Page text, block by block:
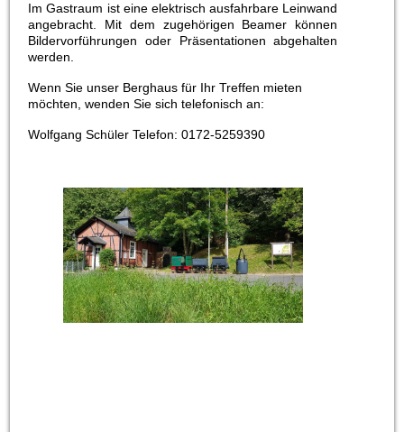
Im Gastraum ist eine elektrisch ausfahrbare Leinwand
angebracht. Mit dem zugehörigen Beamer können
Bildervorführungen oder Präsentationen abgehalten
werden.
Wenn Sie unser Berghaus für Ihr Treffen mieten
möchten, wenden Sie sich telefonisch an:
Wolfgang Schüler Telefon: 0172-5259390